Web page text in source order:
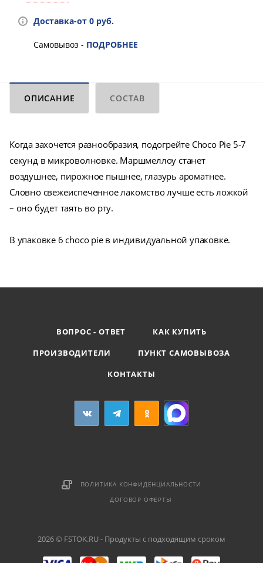
Доставка-от 0 руб.
Самовывоз - ПОДРОБНЕЕ
ОПИСАНИЕ СОСТАВ
Когда захочется разнообразия, подогрейте Choco Pie 5-7
секунд в микроволновке. Маршмеллоу станет
воздушнее, пирожное пышнее, глазурь ароматнее.
Словно свежеиспеченное лакомство лучше есть ложкой
– оно будет таять во рту.
В упаковке 6 choco pie в индивидуальной упаковке.
ВОПРОС - ОТВЕТ
КАК КУПИТЬ
ПРОИЗВОДИТЕЛИ
ПУНКТ САМОВЫВОЗА
КОНТАКТЫ
ПОЛИТИКА КОНФИДЕНЦИАЛЬНОСТИ
ДОГОВОР ОФЕРТЫ
2026 © FSTOK.RU - Продукты с подходящим сроком